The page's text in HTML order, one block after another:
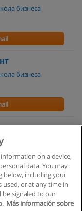
бизнеса
бизнеса
бизнеса
on a device,
data. You may
below, including your
or at any time in
be signaled to our
Más información sobre